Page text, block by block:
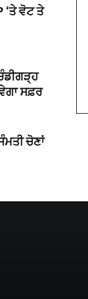
‘ਤੇ ਵੋਟ ਤੇ
ਸਫ਼ਰ
ਚੋਣਾਂ